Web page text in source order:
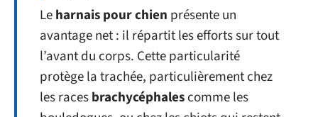
Leharnais pour chien présente un
avantage net : il répartit les efforts sur tout
l’avant du corps. Cette particularité
protège la trachée, particulièrement chez
les racesbrachycéphalescomme les